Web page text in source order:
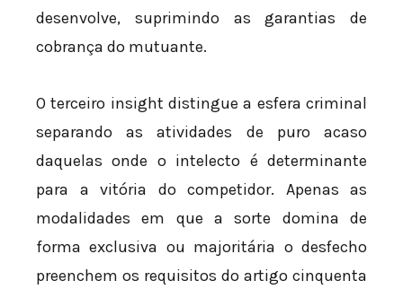
desenvolve, suprimindo as garantias de
cobrança do mutuante.
O terceiro insight distingue a esfera criminal
separando as atividades de puro acaso
daquelas onde o intelecto é determinante
para a vitória do competidor. Apenas as
modalidades em que a sorte domina de
forma exclusiva ou majoritária o desfecho
preenchem os requisitos do artigo cinquenta